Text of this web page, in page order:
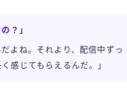
？」
よね。それより、配信中ずっ
感じてもらえるんだ。」